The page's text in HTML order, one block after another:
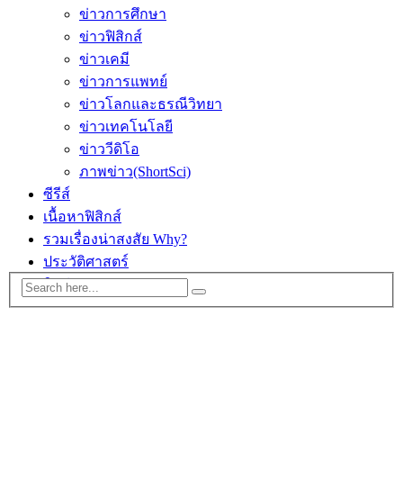
ข่าวการศึกษา
ข่าวฟิสิกส์
ข่าวเคมี
ข่าวการแพทย์
ข่าวโลกและธรณีวิทยา
ข่าวเทคโนโลยี
ข่าววีดิโอ
ภาพข่าว(ShortSci)
ซีรีส์
เนื้อหาฟิสิกส์
รวมเรื่องน่าสงสัย Why?
ประวัติศาสตร์
ติดต่อ